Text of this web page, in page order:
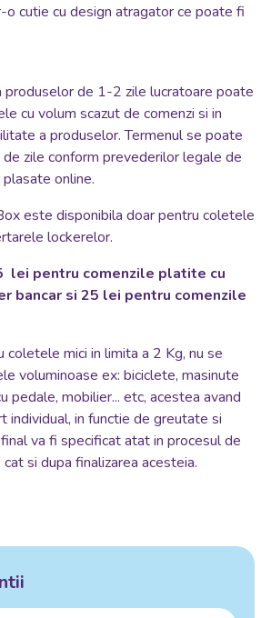
o cutie cu design atragator ce poate fi
produselor de 1-2 zile lucratoare poate
cu volum scazut de comenzi si in
a produselor. Termenul se poate
zile conform prevederilor legale de
online.
este disponibila doar pentru coletele
lockerelor.
lei pentru comenzile platite cu
bancar si 25 lei pentru comenzile
coletele mici in limita a 2 Kg, nu se
voluminoase ex: biciclete, masinute
pedale, mobilier... etc, acestea avand
individual, in functie de greutate si
va fi specificat atat in procesul de
si dupa finalizarea acesteia.